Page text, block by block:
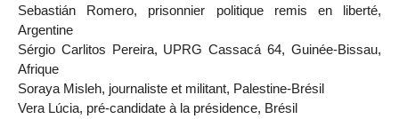
Sebastián Romero, prisonnier politique remis en liberté,
Argentine
Sérgio Carlitos Pereira, UPRG Cassacá 64, Guinée-Bissau,
Afrique
Soraya Misleh, journaliste et militant, Palestine-Brésil
Vera Lúcia, pré-candidate à la présidence, Brésil